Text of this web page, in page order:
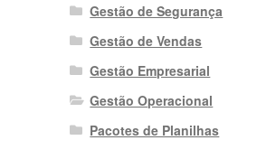
Gestão de Segurança
Gestão de Vendas
Gestão Empresarial
Gestão Operacional
Pacotes de Planilhas